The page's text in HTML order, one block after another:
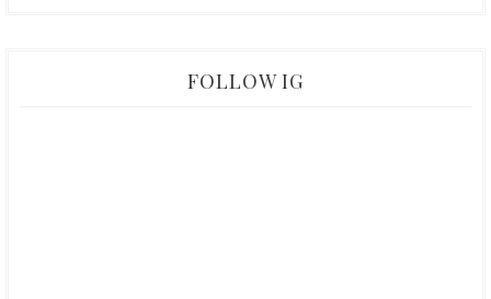
FOLLOW IG